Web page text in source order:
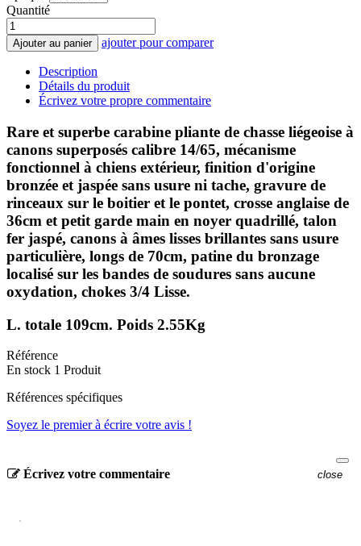
Quantité
Ajouter au panier ajouter pour comparer
Description
Détails du produit
Écrivez votre propre commentaire
Rare et superbe carabine pliante de chasse liégeoise à
canons superposés calibre 14/65, mécanisme
fonctionnel à chiens extérieur, finition d'origine
bronzée et jaspée sans usure ni tache, gravure de
rinceaux sur le boitier et le pontet, crosse anglaise de
36cm et petit garde main en noyer quadrillé, talon
fer jaspé, canons à âmes lisses brillantes sans usure
particulière, longs de 70cm, patine du bronzage
localisé sur les bandes de soudures sans aucune
oxydation, chokes 3/4 Lisse.
L. totale 109cm. Poids 2.55Kg
Référence
En stock 1 Produit
Références spécifiques
Soyez le premier à écrire votre avis !
Écrivez votre commentaire close